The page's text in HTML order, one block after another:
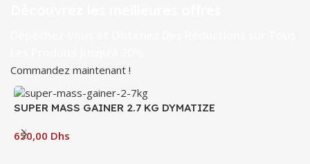
Commandez maintenant !
SUPER MASS GAINER 2.7 KG DYMATIZE
Dhs